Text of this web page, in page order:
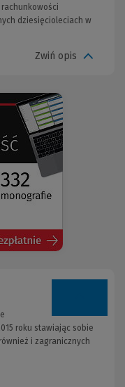
dziesięcioleciach w
Zwiń opis
roku stawiając sobie
i zagranicznych